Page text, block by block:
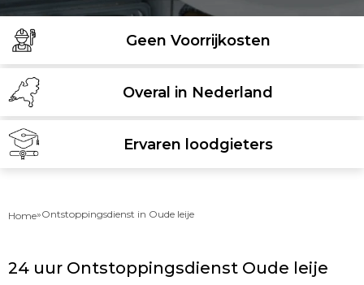
Geen Voorrijkosten
Overal in Nederland
Ervaren loodgieters
Home»Ontstoppingsdienst in Oude leije
24 uur Ontstoppingsdienst Oude leije